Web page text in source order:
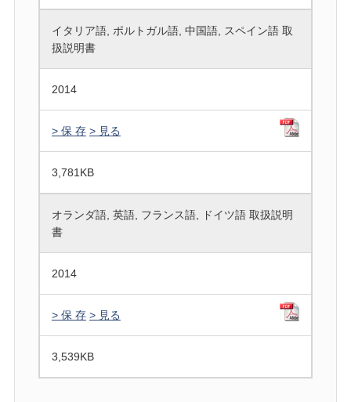
イタリア語, ポルトガル語, 中国語, スペイン語 取
扱説明書
2014
> 保 存 > 見る
3,781 KB
オランダ語, 英語, フランス語, ドイツ語 取扱説明
書
2014
> 保 存 > 見る
3,539KB